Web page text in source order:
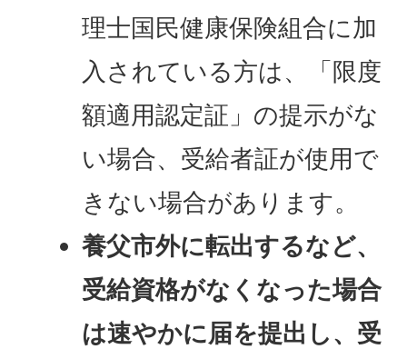
理士国民健康保険組合に加
入されている方は、「限度
額適用認定証」の提示がな
い場合、受給者証が使用で
きない場合があります。
養父市外に転出するなど、
受給資格がなくなった場合
は速やかに届を提出し、受